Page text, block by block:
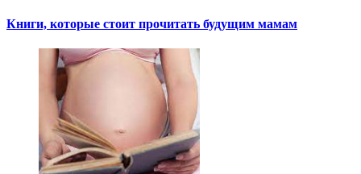
Книги, которые стоит прочитать будущим мамам